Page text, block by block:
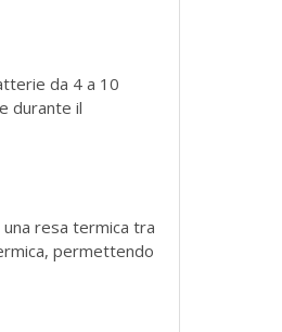
da 4 a 10
durante il
resa termica tra
permettendo